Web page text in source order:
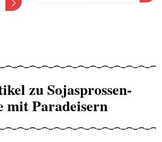
zu Sojasprossen-
mit Paradeisern